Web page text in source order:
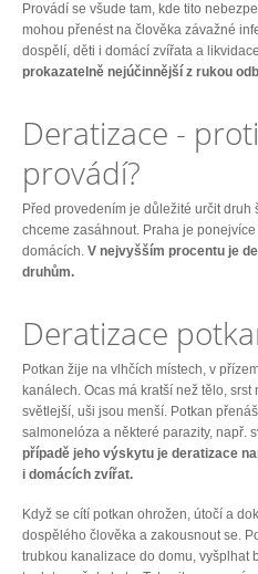
Provádí se všude tam, kde tito
mohou přenést na člověka závažné
dospělí, děti i domácí zvířata a
prokazatelně nejúčinnější z rukou
Deratizace -
provádí?
Před provedením je důležité určit
chceme zasáhnout. Praha je
domácích. V nejvyšším procentu je
druhům.
Deratizace
Potkan žije na vlhčích místech, v
kanálech. Ocas má kratší než tělo,
světlejší, uši jsou menší. Potkan
salmonelóza a některé parazity, např.
případě jeho výskytu je deratizace
i domácích zvířat.
Když se cítí potkan ohrožen, útočí a
dospělého člověka a zakousnout se.
trubkou kanalizace do domu, vyšplhat